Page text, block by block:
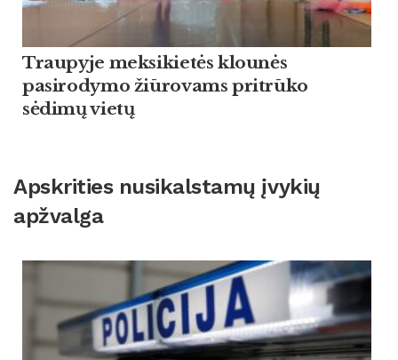
Traupyje meksikietės klounės
pasirodymo žiūrovams pritrūko
sėdimų vietų
Apskrities nusikalstamų įvykių
apžvalga